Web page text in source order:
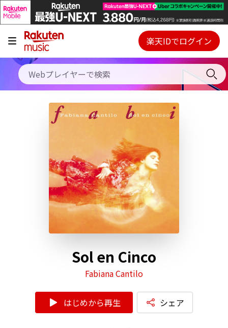
キャンペーン
料金プラン
使い方
Webプレイヤー
ご契約内容の確認・変更
楽天IDでログイン
Sol en Cinco
Fabiana Cantilo
はじめから再生 シェア